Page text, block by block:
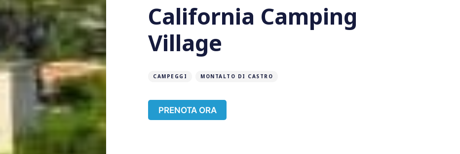
California Camping
Village
CAMPEGGI MONTALTO DI CASTRO
PRENOTA ORA